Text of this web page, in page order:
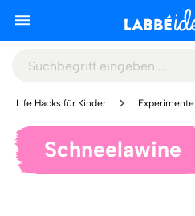
Life Hacks für Kinder Experimente
Schneelawine